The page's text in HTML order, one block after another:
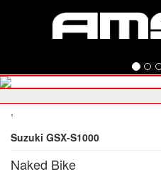
,
Suzuki GSX-S1000
Naked Bike